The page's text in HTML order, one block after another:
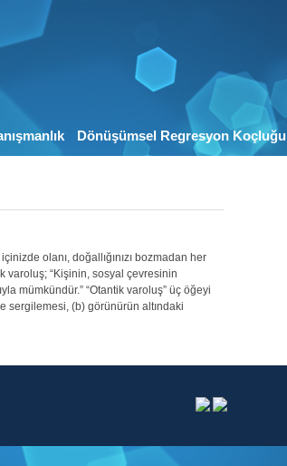
Dönüşümsel Regresyon Koçluğu
olanı, doğallığınızı bozmadan her
varoluş; “Kişinin, sosyal çevresinin
mümkündür.” “Otantik varoluş” üç öğeyi
sergilemesi, (b) görünürün altındaki